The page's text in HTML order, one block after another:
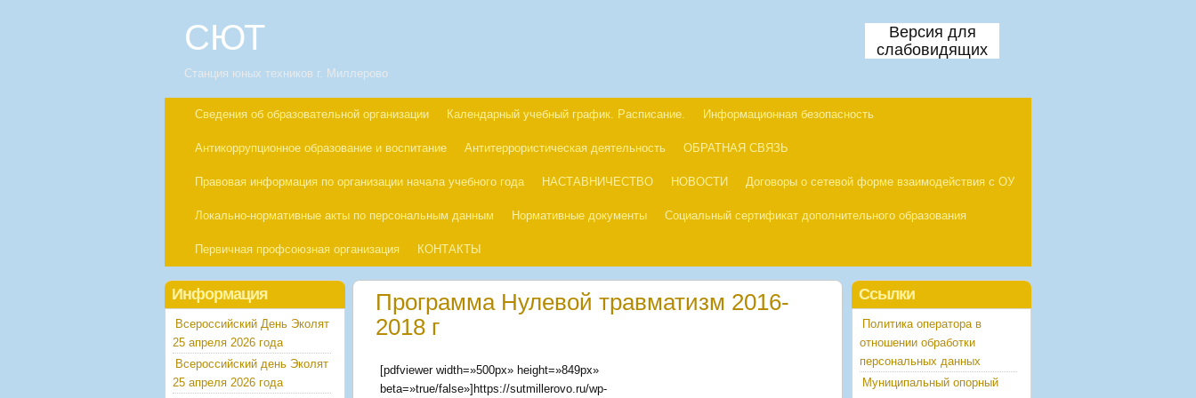
Версия для
слабовидящих
СЮТ
Станция юных техников г. Миллерово
Сведения об образовательной организации Календарный учебный график. Расписание. Информационная безопасность
Антикоррупционное образование и воспитание Антитеррористическая деятельность ОБРАТНАЯ СВЯЗЬ
Правовая информация по организации начала учебного года НАСТАВНИЧЕСТВО НОВОСТИ Договоры о сетевой форме взаимодействия с ОУ
Локально-нормативные акты по персональным данным Нормативные документы Социальный сертификат дополнительного образования
Первичная профсоюзная организация КОНТАКТЫ
Программа Нулевой травматизм 2016-
2018 г
[pdfviewer width=»500px» height=»849px»
beta=»true/false»]https://sutmillerovo.ru/wp-
Ссылки
Политика оператора в
отношении обработки
персональных данных
Муниципальный опорный
Информация
Всероссийский День Эколят
25 апреля 2026 года
Всероссийский день Эколят
25 апреля 2026 года